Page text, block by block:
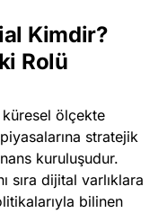
Kimdir?
Rolü
küresel ölçekte
stratejik
kuruluşudur.
sıra dijital varlıklara
bilinen